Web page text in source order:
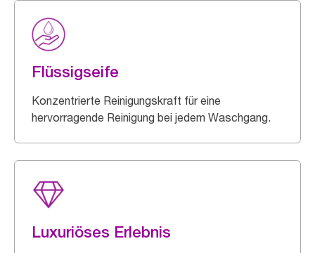
Flüssigseife
Konzentrierte Reinigungskraft für eine
hervorragende Reinigung bei jedem Waschgang.
Luxuriöses Erlebnis